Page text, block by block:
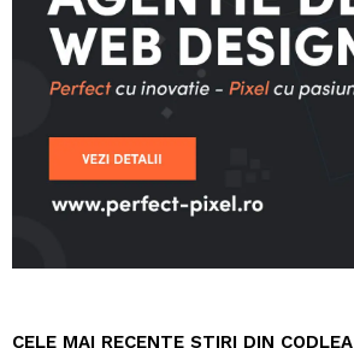
CELE MAI RECENTE STIRI DIN CODLEA